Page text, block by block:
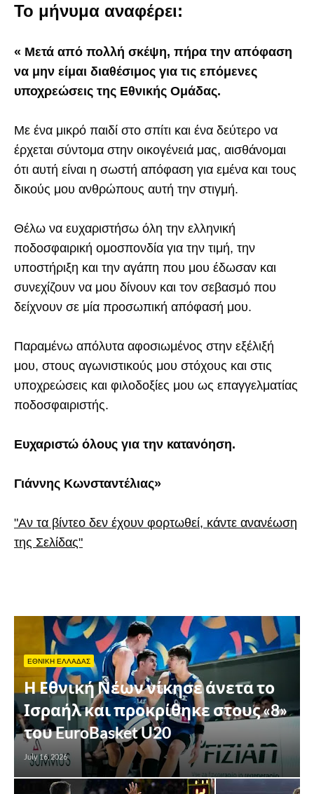
Το μήνυμα αναφέρει:
« Μετά από πολλή σκέψη, πήρα την απόφαση
να μην είμαι διαθέσιμος για τις επόμενες
υποχρεώσεις της Εθνικής Ομάδας.
Με ένα μικρό παιδί στο σπίτι και ένα δεύτερο να
έρχεται σύντομα στην οικογένειά μας, αισθάνομαι
ότι αυτή είναι η σωστή απόφαση για εμένα και τους
δικούς μου ανθρώπους αυτή την στιγμή.
Θέλω να ευχαριστήσω όλη την ελληνική
ποδοσφαιρική ομοσπονδία για την τιμή, την
υποστήριξη και την αγάπη που μου έδωσαν και
συνεχίζουν να μου δίνουν και τον σεβασμό που
δείχνουν σε μία προσωπική απόφασή μου.
Παραμένω απόλυτα αφοσιωμένος στην εξέλιξή
μου, στους αγωνιστικούς μου στόχους και στις
υποχρεώσεις και φιλοδοξίες μου ως επαγγελματίας
ποδοσφαιριστής.
Ευχαριστώ όλους για την κατανόηση.
Γιάννης Κωνσταντέλιας»
"Αν τα βίντεο δεν έχουν φορτωθεί, κάντε ανανέωση
της Σελίδας"
ΕΘΝΙΚΗ ΕΛΛΑΔΑΣ
Η Εθνική Νέων νίκησε άνετα το
Ισραήλ και προκρίθηκε στους «8»
του EuroBasket U20
July 16, 2026